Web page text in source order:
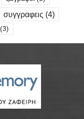
συγγραφεις (4)
(3)